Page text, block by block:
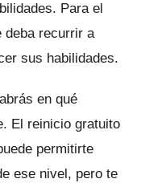
Para el
deba recurrir a
sus habilidades.
en qué
El reinicio gratuito
permitirte
ese nivel, pero te